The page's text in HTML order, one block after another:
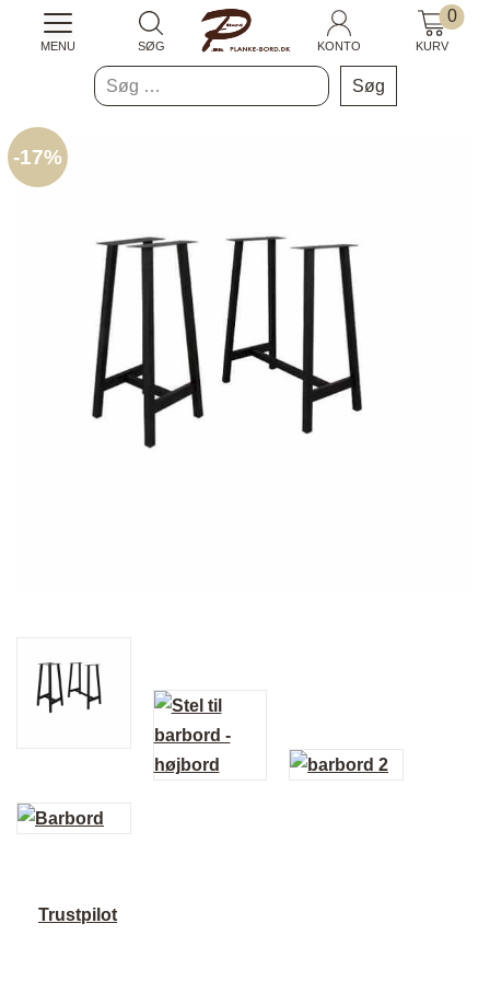
Søg
efter:
MENU SØG KONTO
0
KURV
Trustpilot
-17%